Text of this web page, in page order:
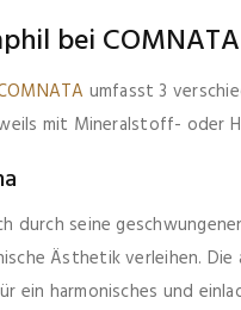
bei COMNATA
umfasst 3
mit Mineralstoff- oder
durch seine
Ästhetik verleihen.
harmonisches und